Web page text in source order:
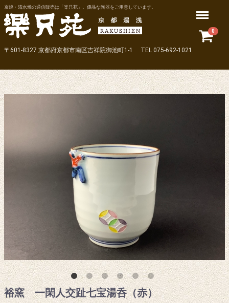
京焼・清水焼の通信販売は「楽只苑」。優品な陶器をご用意しています。
〒601-8327 京都府京都市南区吉祥院御池町1-1 TEL 075-692-1021
0
Menu
裕窯 一閑人交趾七宝湯呑（赤）